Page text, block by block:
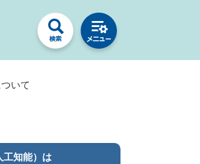
いて
工知能）は